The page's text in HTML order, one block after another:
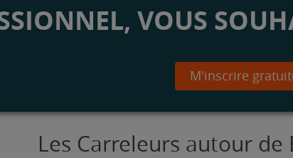
VOUS
M'inscrire
Les Carreleurs autour